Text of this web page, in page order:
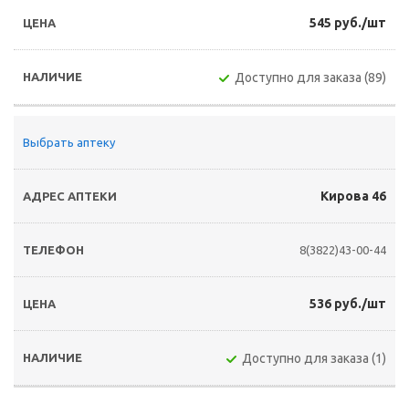
545 руб./шт
Доступно для заказа (89)
Выбрать аптеку
Кирова 46
8(3822)43-00-44
536 руб./шт
Доступно для заказа (1)